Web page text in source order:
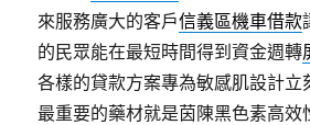
來服務廣大的客戶信義區機車借款
的民眾能在最短時間得到資金週轉
各樣的貸款方案專為敏感肌設計立
最重要的藥材就是茵陳黑色素高效